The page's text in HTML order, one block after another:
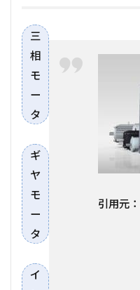
三
相
モ
ー
タ
ギ
ヤ
モ
ー
タ
イ
引用元：